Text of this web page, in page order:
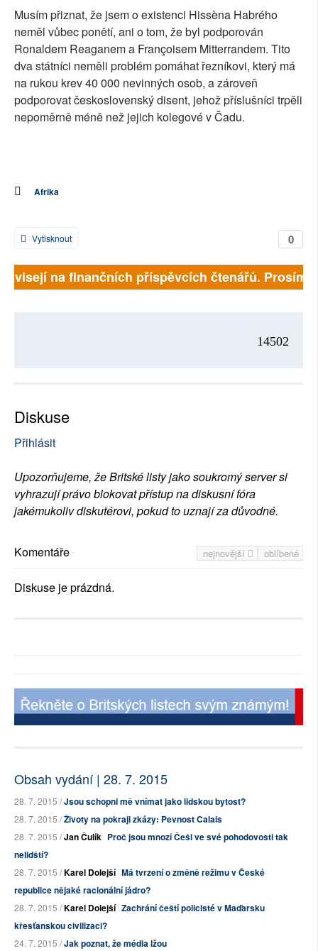
Musím přiznat, že jsem o existenci Hissèna Habrého
neměl vůbec ponětí, ani o tom, že byl podporován
Ronaldem Reaganem a Françoisem Mitterrandem. Tito
dva státníci neměli problém pomáhat řezníkovi, který má
na rukou krev 40 000 nevinných osob, a zároveň
podporovat československý disent, jehož příslušníci trpěli
nepoměrně méně než jejich kolegové v Čadu.
Afrika
0
Vytisknout
na finančních příspěvcích čtenářů.
14502
Diskuse
Přihlásit
Upozorňujeme, že Britské listy jako soukromý server si
vyhrazují právo blokovat přístup na diskusní fóra
jakémukoliv diskutérovi, pokud to uznají za důvodné.
nejnovější oblíbené
Komentáře
Diskuse je prázdná.
Obsah vydání | 28. 7. 2015
28. 7. 2015 /Jsou schopni mě vnímat jako lidskou bytost?
28. 7. 2015 /Životy na pokraji zkázy: Pevnost Calais
28. 7. 2015 /Jan Čulík Proč jsou mnozí Češi ve své pohodovosti tak
nelidští?
28. 7. 2015 /Karel Dolejší Má tvrzení o změně režimu v České
republice nějaké racionální jádro?
28. 7. 2015 /Karel Dolejší Zachrání čeští policisté v Maďarsku
křesťanskou civilizaci?
24. 7. 2015 /Jak poznat, že média lžou